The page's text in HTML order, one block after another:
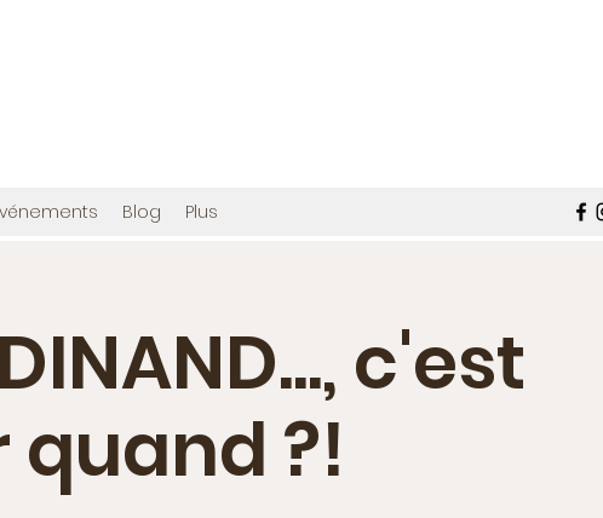
Blog Plus
c'est
quand ?!